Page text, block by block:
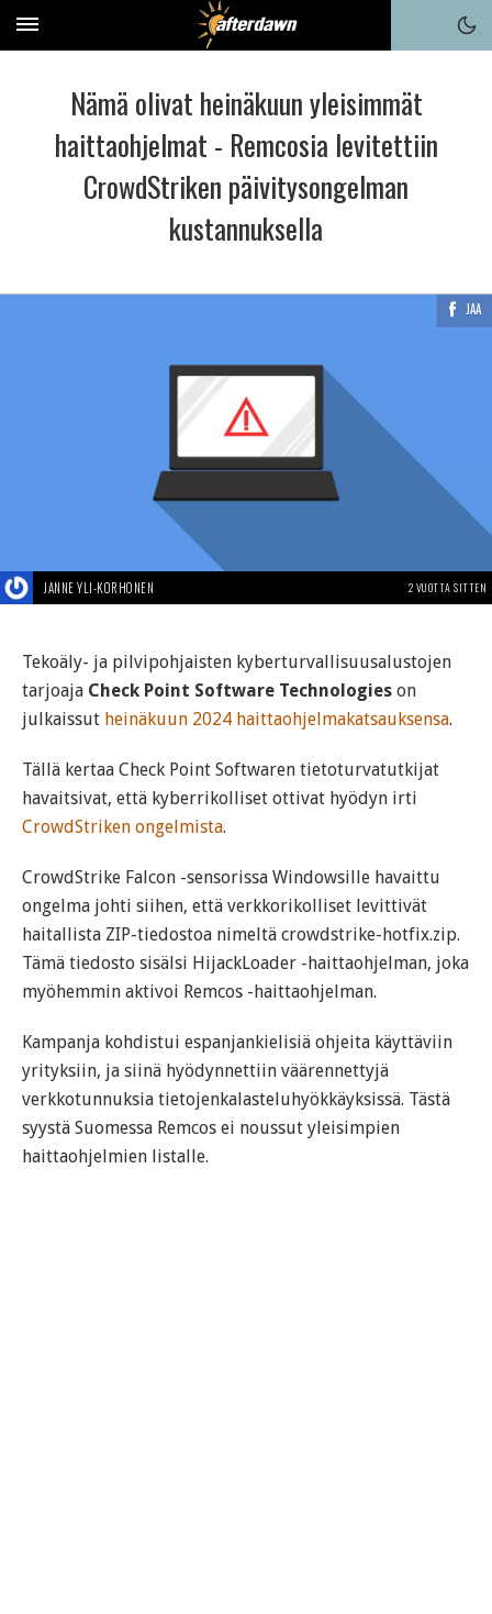
Nämä olivat heinäkuun yleisimmät
haittaohjelmat - Remcosia levitettiin
CrowdStriken päivitysongelman
kustannuksella
JAA
JANNE YLI-KORHONEN 2 VUOTTA SITTEN
Tekoäly- ja pilvipohjaisten kyberturvallisuusalustojen
tarjoaja Check Point Software Technologies on
julkaissut heinäkuun 2024 haittaohjelmakatsauksensa.
Tällä kertaa Check Point Softwaren tietoturvatutkijat
havaitsivat, että kyberrikolliset ottivat hyödyn irti
CrowdStriken ongelmista.
CrowdStrike Falcon -sensorissa Windowsille havaittu
ongelma johti siihen, että verkkorikolliset levittivät
haitallista ZIP-tiedostoa nimeltä crowdstrike-hotfix.zip.
Tämä tiedosto sisälsi HijackLoader -haittaohjelman, joka
myöhemmin aktivoi Remcos -haittaohjelman.
Kampanja kohdistui espanjankielisiä ohjeita käyttäviin
yrityksiin, ja siinä hyödynnettiin väärennettyjä
verkkotunnuksia tietojenkalasteluhyökkäyksissä. Tästä
syystä Suomessa Remcos ei noussut yleisimpien
haittaohjelmien listalle.